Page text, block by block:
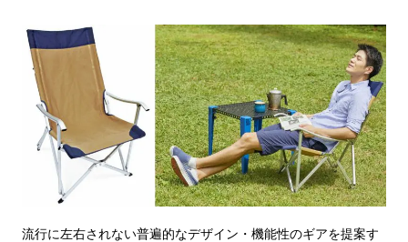
流行に左右されない普遍的なデザイン・機能性のギアを提案す